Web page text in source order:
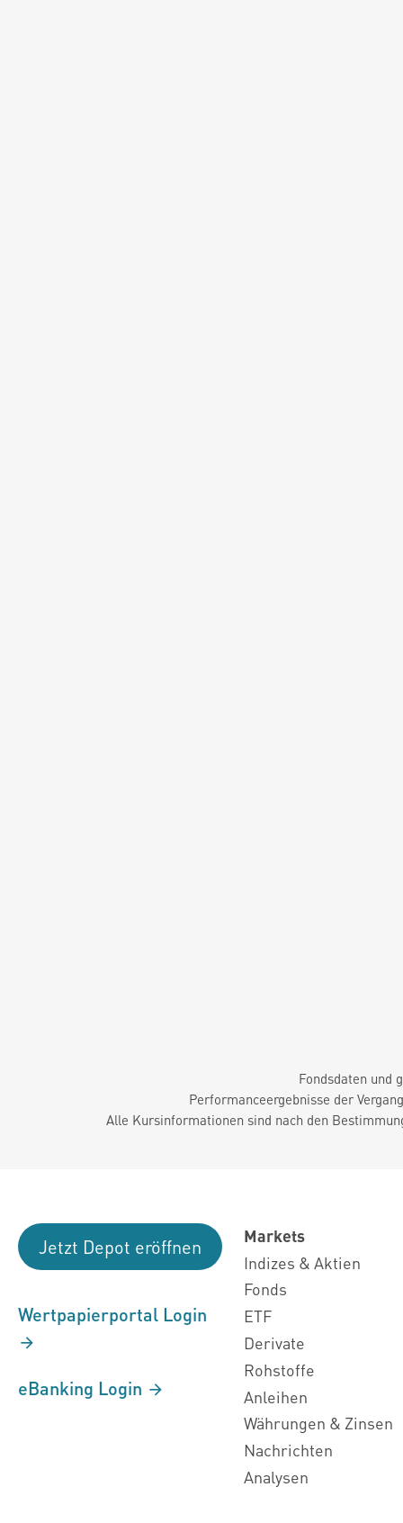
Fondsdaten und
Performanceergebnisse der
Alle Kursinformationen sind nach den
Jetzt Depot eröffnen
Wertpapierportal Login
eBanking Login
Markets
Indizes & Aktien
Fonds
ETF
Derivate
Rohstoffe
Anleihen
Währungen & Zinsen
Nachrichten
Analysen